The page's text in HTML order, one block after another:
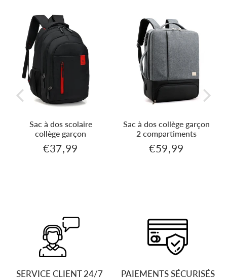
Sac à dos scolaire
collège garçon
Prix
€37,99
Sac à dos collège garçon
2 compartiments
Prix
€59,99
SERVICE CLIENT 24/7 PAIEMENTS SÉCURISÉS